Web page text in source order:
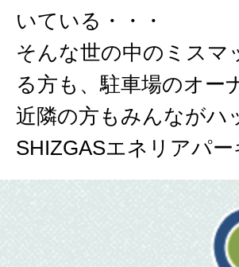
いている・・・
そんな世の中のミスマ
る方も、駐車場のオー
近隣の方もみんながハ
SHIZGASエネリアパ